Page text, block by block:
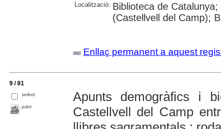
Localització: Biblioteca de
(Castellvell del Camp);
Enllaç permanent a aquest
9 / 81
select
print
Apunts demogràfics i
Castellvell del Camp